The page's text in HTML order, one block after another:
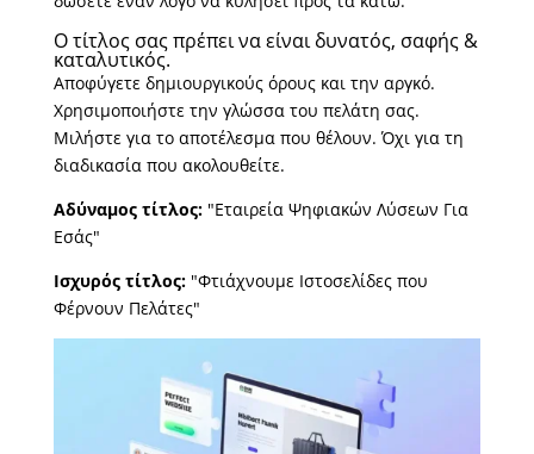
Ο τίτλος σας πρέπει να είναι δυνατός, σαφής &
καταλυτικός.
Αποφύγετε δημιουργικούς όρους και την αργκό.
Χρησιμοποιήστε την γλώσσα του πελάτη σας.
Μιλήστε για το αποτέλεσμα που θέλουν. Όχι για τη
διαδικασία που ακολουθείτε.
Αδύναμος τίτλος:"Εταιρεία Ψηφιακών Λύσεων Για
Εσάς"
Ισχυρός τίτλος:"Φτιάχνουμε Ιστοσελίδες που
Φέρνουν Πελάτες"